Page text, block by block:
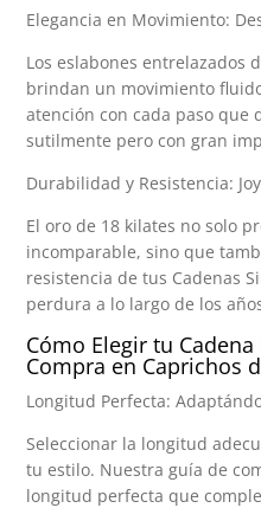
Elegancia en Movimiento:
Los eslabones entrelazados
brindan un movimiento
atención con cada paso que
sutilmente pero con gran
Durabilidad y Resistencia:
El oro de 18 kilates no solo
incomparable, sino que
resistencia de tus Cadenas
perdura a lo largo de los
Cómo Elegir tu
Compra en Caprichos
Longitud Perfecta:
Seleccionar la longitud
tu estilo. Nuestra guía de
longitud perfecta que